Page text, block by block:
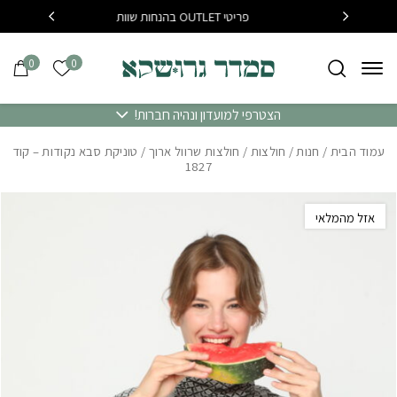
Skip to Content פריטי OUTLET בהנחות שוות
0 הרשימה
0
הצטרפי למועדון ונהיה חברות!
עמוד הבית / חנות/ חולצות / חולצות שרוול ארוך / טוניקת סבא נקודות – קוד
1827
אזל מהמלאי
בחזרה למעלה